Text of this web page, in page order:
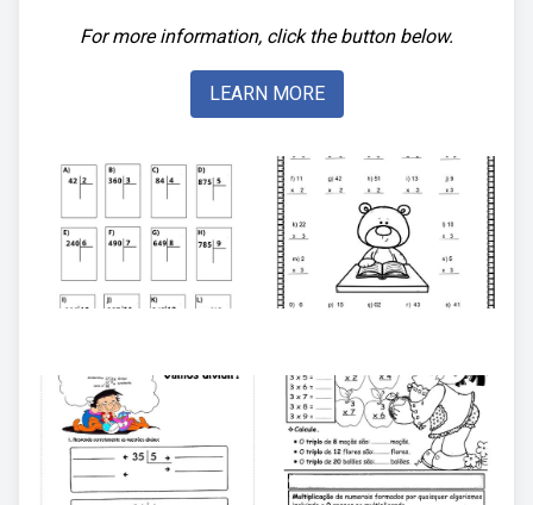
For more information, click the button below.
LEARN MORE